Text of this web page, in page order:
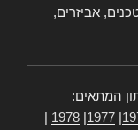
אביזרים,
המתאים:
1977
1978